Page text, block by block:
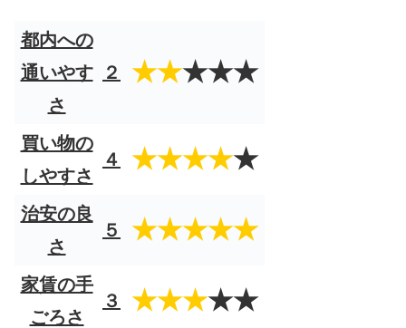
都内への
通いやす
さ
２ ★★★★★
買い物の
しやすさ
４ ★★★★★
治安の良
さ
５ ★★★★★
家賃の手
ごろさ
３ ★★★★★